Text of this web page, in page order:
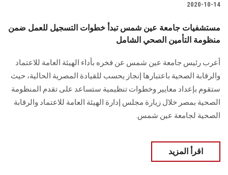
2020-10-14
مستشفيات جامعة عين شمس تبدأ خطوات التسجيل للعمل ضمن
منظومة التأمين الصحي الشامل
أعرب رئيس جامعة عين شمس عن فخره بأداء الهيئة العامة للاعتماد
والرقابة الصحية باعتبارها إنجاز يحسب للقيادة المصرية الحالية، حيث
ستقوم بإعداد معايير وخطوات تنظيمية ستساعد على تقدم المنظومة
الصحية بمصر خلال زيارة مجلس إدارة الهيئة العامة للاعتماد والرقابة
الصحية لجامعة عين شمس.
اقرأ المزيد